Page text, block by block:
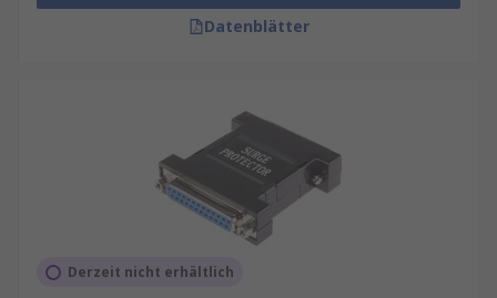
Datenblätter
Derzeit nicht erhältlich